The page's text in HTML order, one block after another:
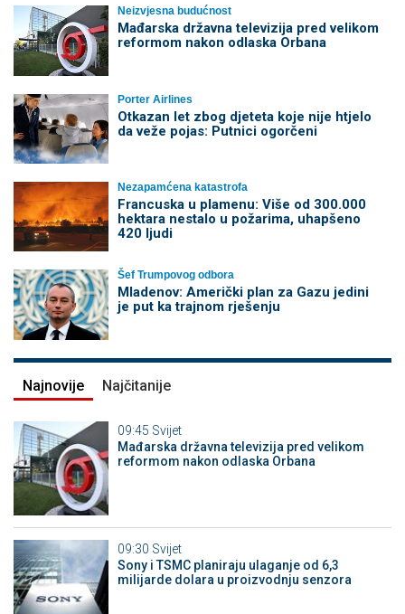
Neizvjesna budućnost
Mađarska državna televizija pred velikom
reformom nakon odlaska Orbana
Porter Airlines
Otkazan let zbog djeteta koje nije htjelo
da veže pojas: Putnici ogorčeni
Nezapamćena katastrofa
Francuska u plamenu: Više od 300.000
hektara nestalo u požarima, uhapšeno
420 ljudi
Šef Trumpovog odbora
Mladenov: Američki plan za Gazu jedini
je put ka trajnom rješenju
Najnovije Najčitanije
09:45 Svijet
Mađarska državna televizija pred velikom
reformom nakon odlaska Orbana
09:30 Svijet
Sony i TSMC planiraju ulaganje od 6,3
milijarde dolara u proizvodnju senzora